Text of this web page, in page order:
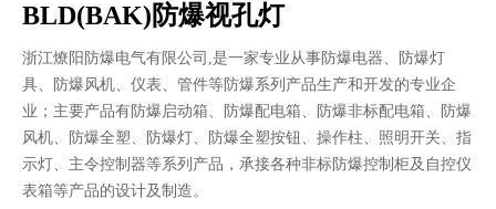
BLD(BAK)防爆视孔灯
浙江燎阳防爆电气有限公司,是一家专业从事防爆电器、防爆灯
具、防爆风机、仪表、管件等防爆系列产品生产和开发的专业企
业；主要产品有防爆启动箱、防爆配电箱、防爆非标配电箱、防爆
风机、防爆全塑、防爆灯、防爆全塑按钮、操作柱、照明开关、指
示灯、主令控制器等系列产品，承接各种非标防爆控制柜及自控仪
表箱等产品的设计及制造。